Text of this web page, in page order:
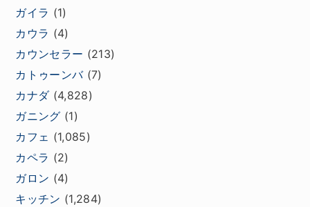
ガイラ (1)
カウラ (4)
カウンセラー (213)
カトゥーンバ(7)
カナダ(4,828)
ガニング (1)
カフェ (1,085)
カペラ (2)
ガロン (4)
キッチン (1,284)